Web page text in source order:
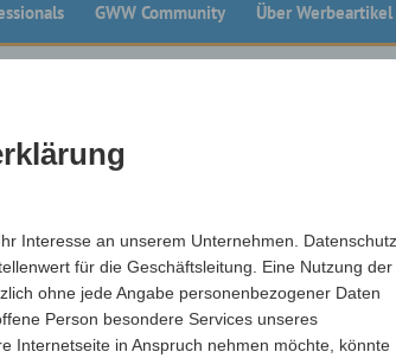
GWW Community Über Werbeartikel
Interesse an unserem Unternehmen.
für die Geschäftsleitung. Eine Nutzung der
ohne jede Angabe personenbezogener Daten
Person besondere Services unseres
Internetseite in Anspruch nehmen möchte, könnte